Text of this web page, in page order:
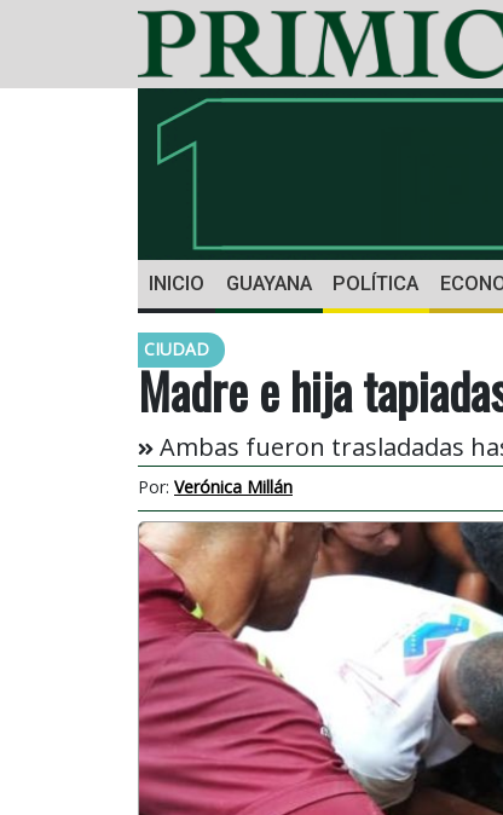
INICIO GUAYANA POLÍTICA
CIUDAD
Madre e hija
Ambas fueron trasladadas
Por: Verónica Millán